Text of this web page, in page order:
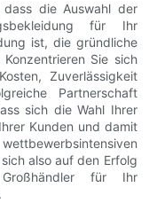
dass die Auswahl der
für Ihr
ist, die gründliche
Sie sich
Zuverlässigkeit
Partnerschaft
sich die Wahl Ihrer
Kunden und damit
also auf den Erfolg
für Ihr